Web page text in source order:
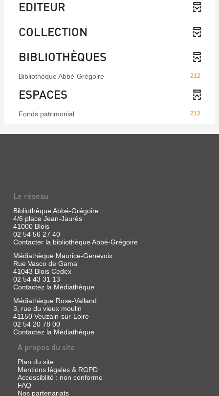
EDITEUR
COLLECTION
BIBLIOTHÈQUES
212
Bibliothèque Abbé-Grégoire
ESPACES
212
Fonds patrimonial
Le réseau
Bibliothèque Abbé-Grégoire
4/6 place Jean-Jaurès
41000 Blois
02 54 56 27 40
Contacter la bibliothèque Abbé-Grégoire
Médiathèque Maurice-Genevoix
Rue Vasco de Gama
41043 Blois Cedex
02 54 43 31 13
Contactez la Médiathèque
Médiathèque Rose-Valland
3, rue du vieux moulin
41150 Veuzain-sur-Loire
02 54 20 78 00
Contactez la Médiathèque
A propos du site
Plan du site
Mentions légales & RGPD
Accessiblité : non conforme
FAQ
Nos partenariats